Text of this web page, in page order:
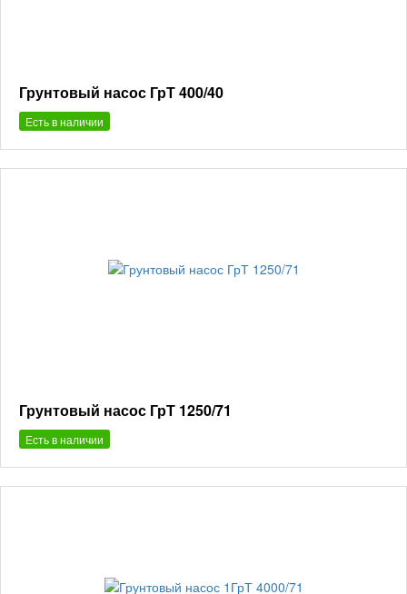
Грунтовый насос ГрТ 400/40
Есть в наличии
Грунтовый насос ГрТ 1250/71
Есть в наличии